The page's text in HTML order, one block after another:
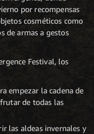
por recompensas
cosméticos como
de armas a gestos
Festival, los
empezar la cadena de
de todas las
las aldeas invernales y